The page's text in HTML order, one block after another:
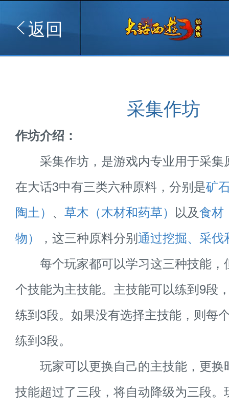
返回
采集作坊
作坊介绍：
采集作坊，是游戏内专业用于采集
在大话3中有三类六种原料，分别是矿
陶土） 、 草木（木材和药草） 以及食材
物）
，这三种原料分别通过挖掘、采伐
每个玩家都可以学习这三种技能，
个技能为主技能。主技能可以练到9段
练到3段。如果没有选择主技能，则每
练到3段。
玩家可以更换自己的主技能，更换
技能超过了三段，将自动降级为三段。